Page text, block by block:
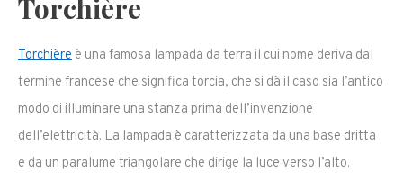
Torchière
Torchière è una famosa lampada da terra il cui nome deriva dal
termine francese che significa torcia, che si dà il caso sia l’antico
modo di illuminare una stanza prima dell’invenzione
dell’elettricità. La lampada è caratterizzata da una base dritta
e da un paralume triangolare che dirige la luce verso l’alto.